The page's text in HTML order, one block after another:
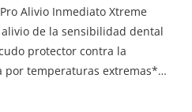
Alivio Inmediato Xtreme
de la sensibilidad dental
protector contra la
por temperaturas extremas**.